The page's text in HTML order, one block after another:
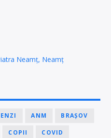
Neamț, Neamț
ANM BRAȘOV
COPII COVID